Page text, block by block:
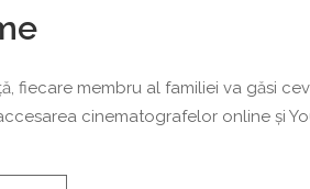
fiecare membru al familiei va găsi
cinematografelor online și